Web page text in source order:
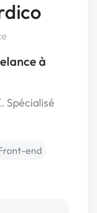
à
Spécialisé
end